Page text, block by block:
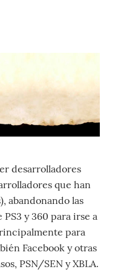
desarrolladores
que han
abandonando las
y 360 para irse a
para
Facebook y otras
PSN/SEN y XBLA.